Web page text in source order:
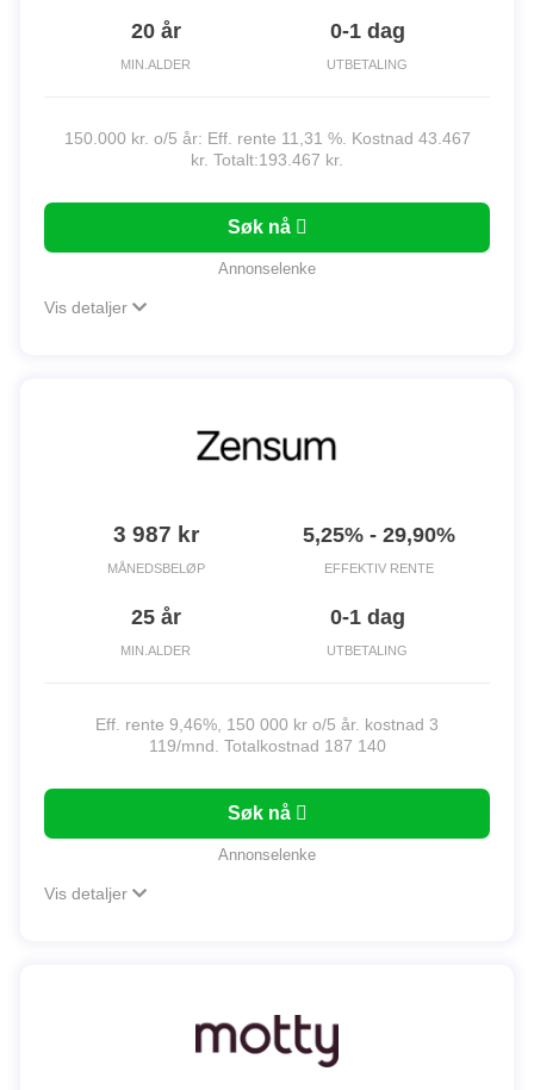
20 år
MIN.ALDER
0-1 dag
UTBETALING
150.000 kr. o/5 år: Eff. rente 11,31 %. Kostnad 43.467
kr. Totalt:193.467 kr.
Søk nå
Annonselenke
Vis detaljer
3 987 kr
MÅNEDSBELØP
5,25% - 29,90%
EFFEKTIV RENTE
25 år
MIN.ALDER
0-1 dag
UTBETALING
Eff. rente 9,46%, 150 000 kr o/5 år. kostnad 3
119/mnd. Totalkostnad 187 140
Søk nå
Annonselenke
Vis detaljer